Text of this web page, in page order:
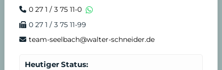
0 27 1 / 3 75 11-0
0 27 1 / 3 75 11-99
team-seelbach@walter-schneider.de
Heutiger Status: